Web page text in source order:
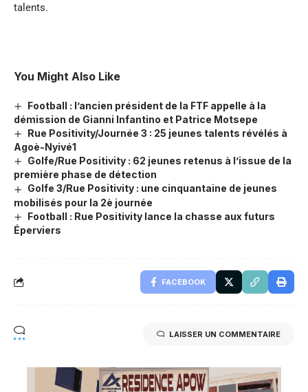
talents.
You Might Also Like
Football : l’ancien président de la FTF appelle à la
démission de Gianni Infantino et Patrice Motsepe
Rue Positivity/Journée 3 : 25 jeunes talents révélés à
Agoè-Nyivé1
Golfe/Rue Positivity : 62 jeunes retenus à l’issue de la
première phase de détection
Golfe 3/Rue Positivity : une cinquantaine de jeunes
mobilisés pour la 2è journée
Football : Rue Positivity lance la chasse aux futurs
Éperviers
FACEBOOK
LAISSER UN COMMENTAIRE